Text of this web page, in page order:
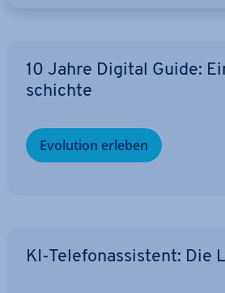
10 Jahre Digital Guide:
schich­te
Evolution erleben
KI-Te­le­fon­as­sis­tent: Die